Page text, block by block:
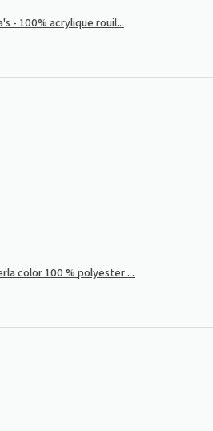
- 100% acrylique rouil...
color 100 % polyester ...